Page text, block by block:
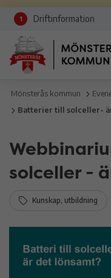
1 Driftinformation
Mönsterås kommun
Batterier till solceller-
solceller -
Kunskap, utbildning